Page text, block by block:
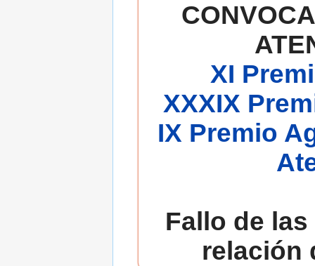
XI
XXXIX
IX Premio
Fallo de
relación